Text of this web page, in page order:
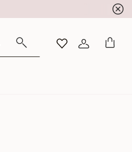
LISTE DE SOUHAITS
CONNEXION